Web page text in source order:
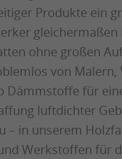
Produkte ein
gleichermaßen
ohne großen
von Malern,
Dämmstoffe für
luftdichter
– in unserem
Werkstoffen für